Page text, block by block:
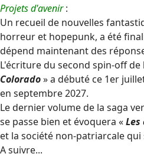
Projets d'avenir:
Un recueil de nouvelles
horreur et hopepunk, a été
dépend maintenant des
L'écriture du second spin-off de
Colorado» a débuté ce 1er
en septembre 2027.
Le dernier volume de la saga
se passe bien et évoquera «
et la société non-patriarcale qui
A suivre...